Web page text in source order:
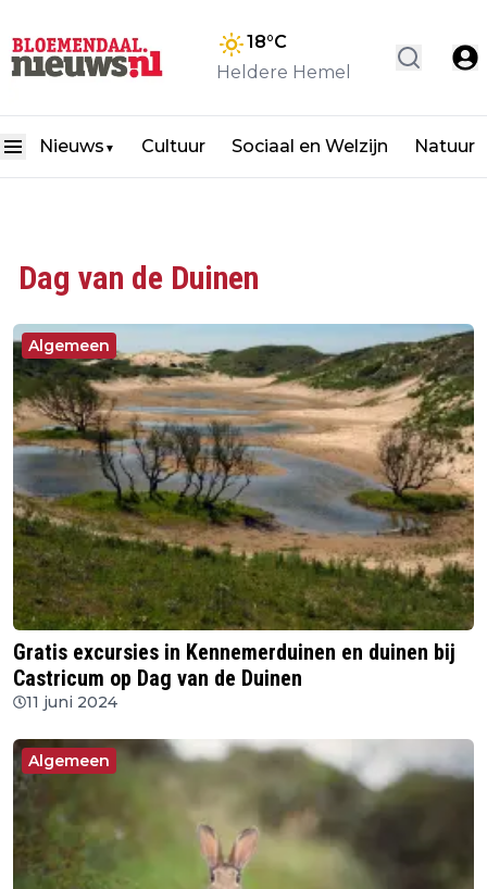
18°C
Heldere Hemel
Nieuws ▼ Cultuur Sociaal en Welzijn Natuur
Dag van de Duinen
Algemeen
Gratis excursies in Kennemerduinen en duinen bij
Castricum op Dag van de Duinen
11 juni 2024
Algemeen